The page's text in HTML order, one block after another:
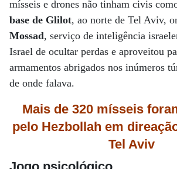
mísseis e drones não tinham civis
base de Glilot, ao norte de Tel Aviv,
Mossad, serviço de inteligência
Israel de ocultar perdas e aproveitou
armamentos abrigados nos inúmeros
de onde falava.
Mais de 320 mísseis
pelo Hezbollah em
Tel Aviv